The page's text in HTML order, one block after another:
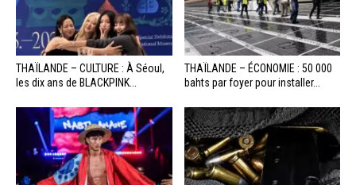
THAÏLANDE – CULTURE : À Séoul,
les dix ans de BLACKPINK...
THAÏLANDE – ÉCONOMIE : 50 000
bahts par foyer pour installer...